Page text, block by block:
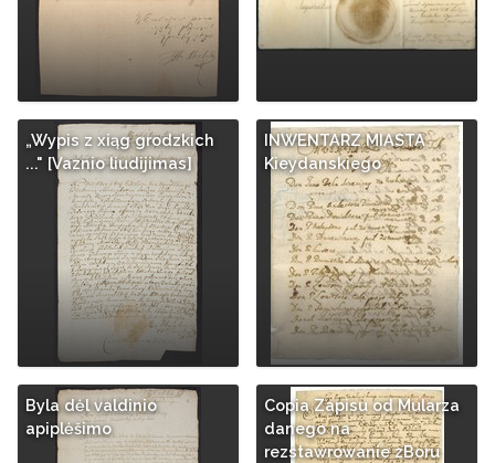
„Wypis z xiąg grodzkich
..." [Vaznio liudijimas]
INWENTARZ MIASTA
Kieydanskiego
Byla dėl valdinio
apiplėšimo
Copia Zapisu od Mularza
danego na
rezstawrowanie zBoru